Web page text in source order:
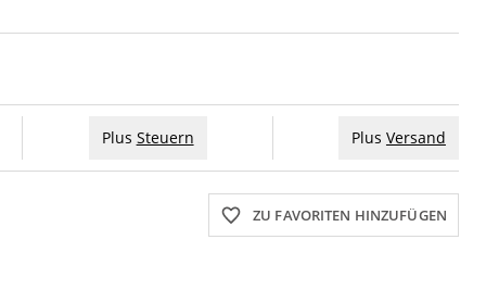
Plus Steuern Plus Versand
ZU FAVORITEN HINZUFÜGEN